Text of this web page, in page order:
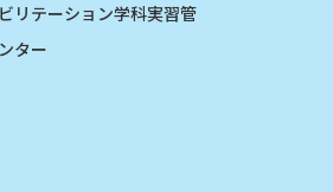
リテーション学科実習管
ター